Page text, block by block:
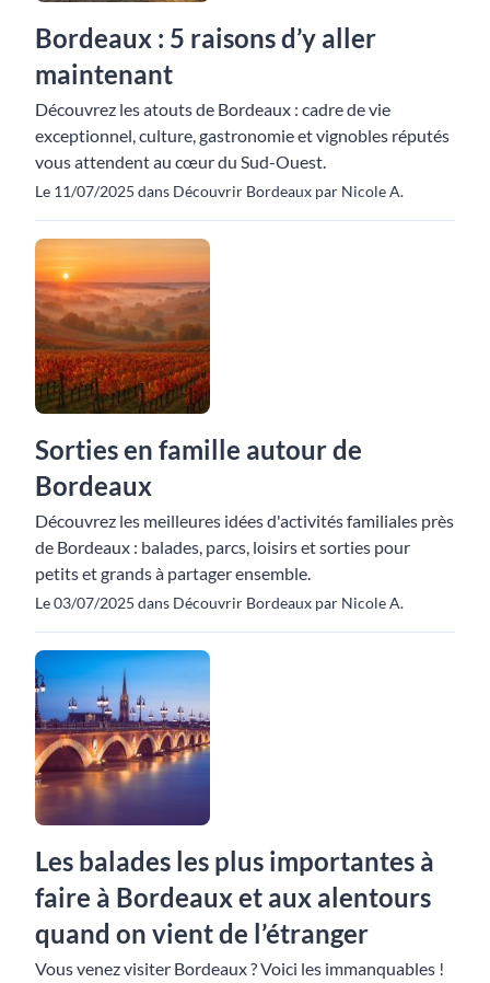
Bordeaux : 5 raisons d’y aller
maintenant
Découvrez les atouts de Bordeaux : cadre de vie
exceptionnel, culture, gastronomie et vignobles réputés
vous attendent au cœur du Sud-Ouest.
Le 11/07/2025 dans Découvrir Bordeaux par Nicole A.
Sorties en famille autour de
Bordeaux
Découvrez les meilleures idées d'activités familiales près
de Bordeaux : balades, parcs, loisirs et sorties pour
petits et grands à partager ensemble.
Le 03/07/2025 dans Découvrir Bordeaux par Nicole A.
Les balades les plus importantes à
faire à Bordeaux et aux alentours
quand on vient de l’étranger
Vous venez visiter Bordeaux ? Voici les immanquables !